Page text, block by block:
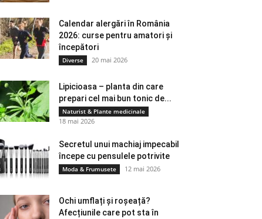
Calendar alergări în România
2026: curse pentru amatori și
începători
Diverse 20 mai 2026
Lipicioasa – planta din care
prepari cel mai bun tonic de...
Naturist & Plante medicinale
18 mai 2026
Secretul unui machiaj impecabil
începe cu pensulele potrivite
Moda & Frumusete 12 mai 2026
Ochi umflați și roșeață?
Afecțiunile care pot sta în